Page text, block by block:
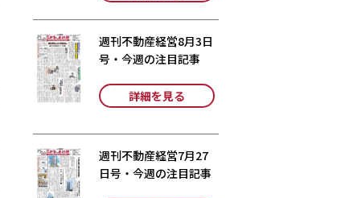
週刊不動産経営8月3日
号・今週の注目記事
詳細を見る
週刊不動産経営7月27
日号・今週の注目記事